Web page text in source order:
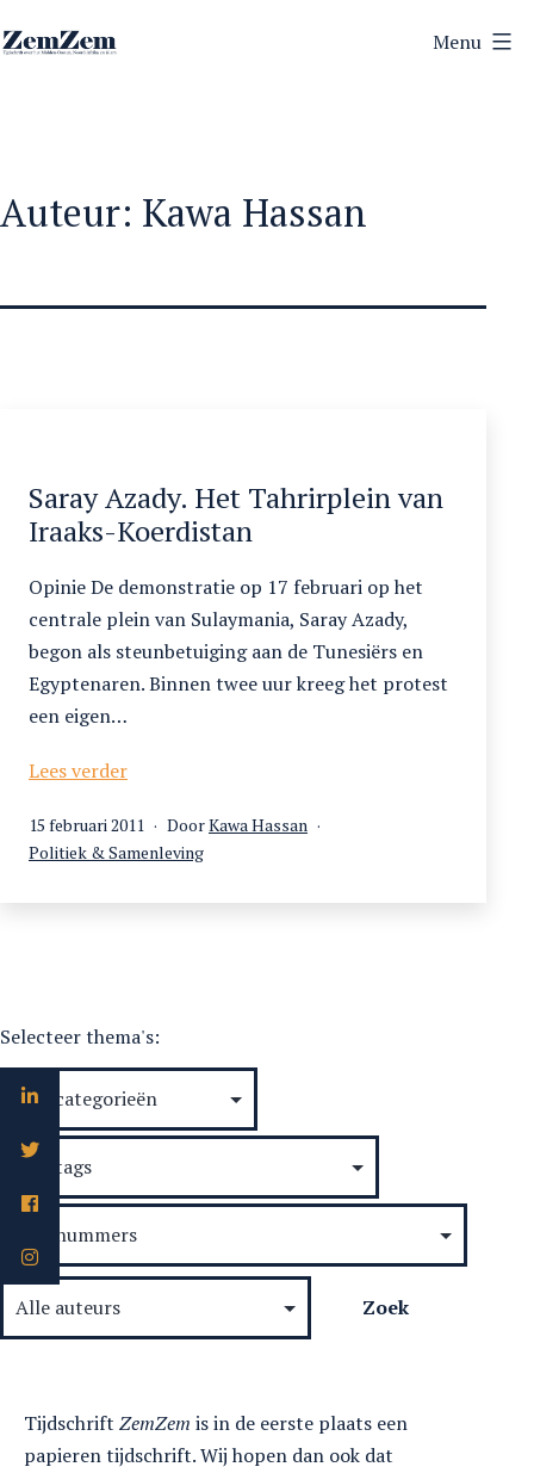
naar
Menu
Auteur: Kawa Hassan
Saray Azady. Het Tahrirplein van
Iraaks-Koerdistan
Opinie De demonstratie op 17 februari op het
centrale plein van Sulaymania, Saray Azady,
begon als steunbetuiging aan de Tunesiërs en
Egyptenaren. Binnen twee uur kreeg het protest
een eigen…
Lees verderSaray
Het
Tahrirplein
Gepubliceerd
op
15 februari 2011 DoorKawa Hassan
Gecategoriseerd
Politiek & Samenleving
Selecteer thema's:
Tijdschrift ZemZem is in de eerste plaats een
papieren tijdschrift. Wij hopen dan ook dat